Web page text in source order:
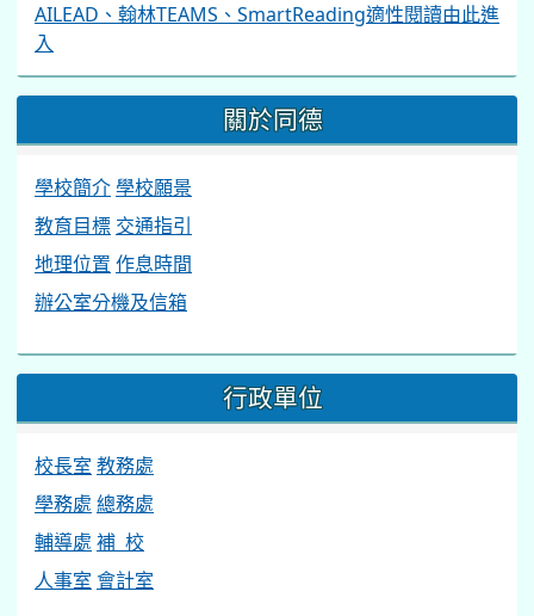
AILEAD、翰林TEAMS、SmartReading適性閱讀由此進
入
關於同德
學校簡介學校願景
教育目標 交通指引
地理位置 作息時間
辦公室分機及信箱
行政單位
校長室 教務處
學務處 總務處
輔導處 補 校
人事室 會計室